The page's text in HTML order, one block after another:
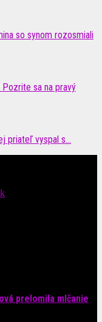
so synom rozosmiali
sa na pravý
priateľ vyspal s...
prelomila mlčanie